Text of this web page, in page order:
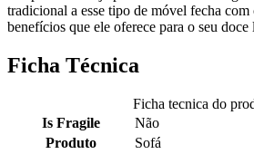
tradicional a esse tipo de móvel fecha com
benefícios que ele oferece para o seu doce
Ficha Técnica
Ficha tecnica do
Is Fragile
Não
Produto
Sofá